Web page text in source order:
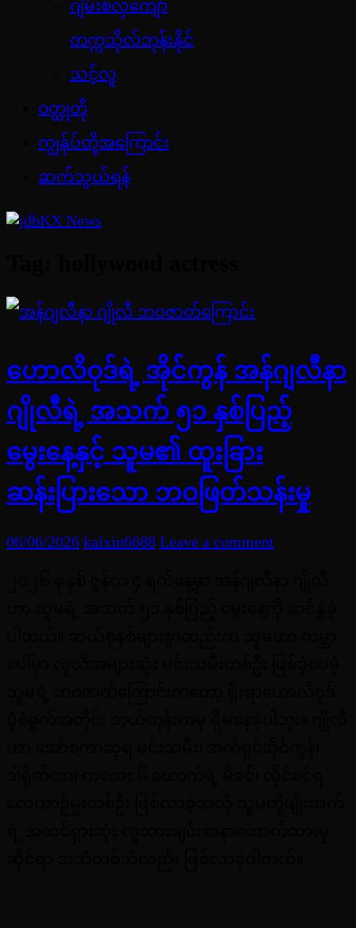
ဂျိမ်းစ်လှကျော်
တက္ကသိုလ်ဘုန်းနိုင်
သင့်လူ
ဝတ္ထုတို
ကျွန်ုပ်တို့အကြောင်း
ဆက်သွယ်ရန်
ဟောလိဝုဒ်ရဲ့ အိုင်ကွန် အန်ဂျလီနာ
ဂျိုလီရဲ့ အသက် ၅၁ နှစ်ပြည့်
မွေးနေ့နှင့် သူမ၏ ထူးခြား
ဆန်းပြားသော ဘဝဖြတ်သန်းမှု
06/06/2026 kaixin6688 Leave a comment